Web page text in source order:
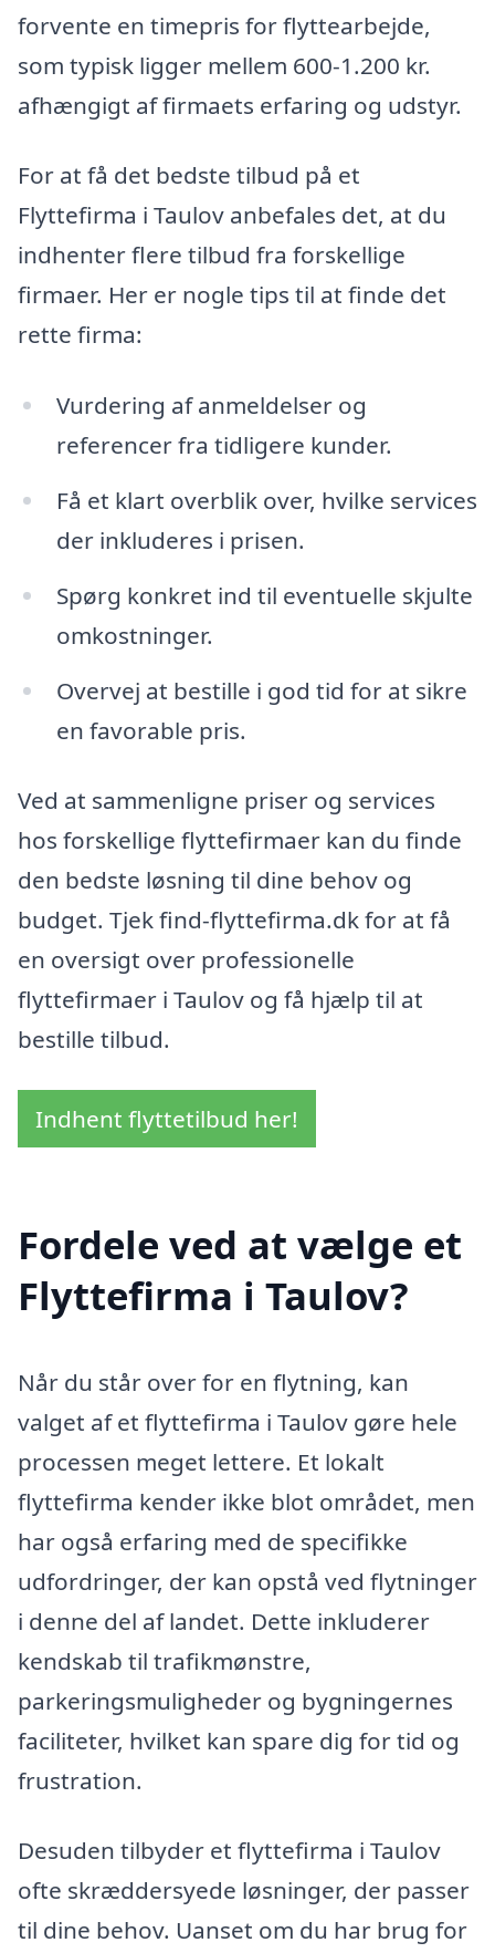
forvente en timepris for flyttearbejde,
som typisk ligger mellem 600-1.200 kr.
afhængigt af firmaets erfaring og udstyr.
For at få det bedste tilbud på et
Flyttefirma i Taulov anbefales det, at du
indhenter flere tilbud fra forskellige
firmaer. Her er nogle tips til at finde det
rette firma:
Vurdering af anmeldelser og
referencer fra tidligere kunder.
Få et klart overblik over, hvilke services
der inkluderes i prisen.
Spørg konkret ind til eventuelle skjulte
omkostninger.
Overvej at bestille i god tid for at sikre
en favorable pris.
Ved at sammenligne priser og services
hos forskellige flyttefirmaer kan du finde
den bedste løsning til dine behov og
budget. Tjek find-flyttefirma.dk for at få
en oversigt over professionelle
flyttefirmaer i Taulov og få hjælp til at
bestille tilbud.
Indhent flyttetilbud her!
Fordele ved at vælge et
Flyttefirma i Taulov?
Når du står over for en flytning, kan
valget af et flyttefirma i Taulov gøre hele
processen meget lettere. Et lokalt
flyttefirma kender ikke blot området, men
har også erfaring med de specifikke
udfordringer, der kan opstå ved flytninger
i denne del af landet. Dette inkluderer
kendskab til trafikmønstre,
parkeringsmuligheder og bygningernes
faciliteter, hvilket kan spare dig for tid og
frustration.
Desuden tilbyder et flyttefirma i Taulov
ofte skræddersyede løsninger, der passer
til dine behov. Uanset om du har brug for